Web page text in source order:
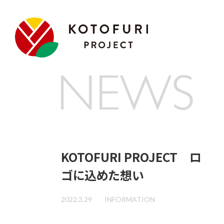
KOTOFURI PROJECT ロ
ゴに込めた想い
2022.3.29 INFORMATION